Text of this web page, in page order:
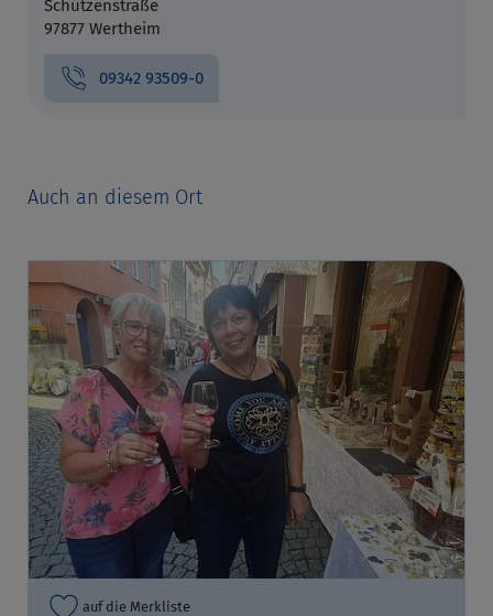
Schützenstraße
97877 Wertheim
09342 93509-0
Auch an diesem Ort
auf die Merkliste